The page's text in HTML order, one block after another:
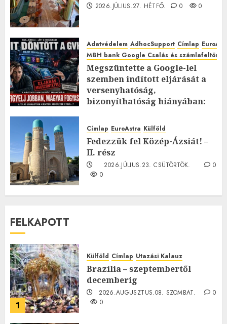
2026.JÚLIUS.27. HÉTFŐ. 0 0
Adatvédelem AdhocSupport Címlap
MBH bank Google Csalás és
Megszüntette a Google-lel
szemben indított eljárását a
versenyhatóság,
bizonyíthatóság hiányában:
2026.JÚLIUS.23. CSÜTÖRTÖK.
0
Címlap EuroAstra Külföld
Fedezzük fel Közép-Ázsiát! –
II. rész
2026.JÚLIUS.23. CSÜTÖRTÖK.
0
0
FELKAPOTT
1
Külföld Címlap Utazási Kalauz
Brazília – szeptembertől
decemberig
2026.AUGUSZTUS.08. SZOMBAT.
0
0